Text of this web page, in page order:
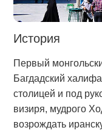
История
Первый
Багдадский
столицей и под
визиря, мудрого
возрождать